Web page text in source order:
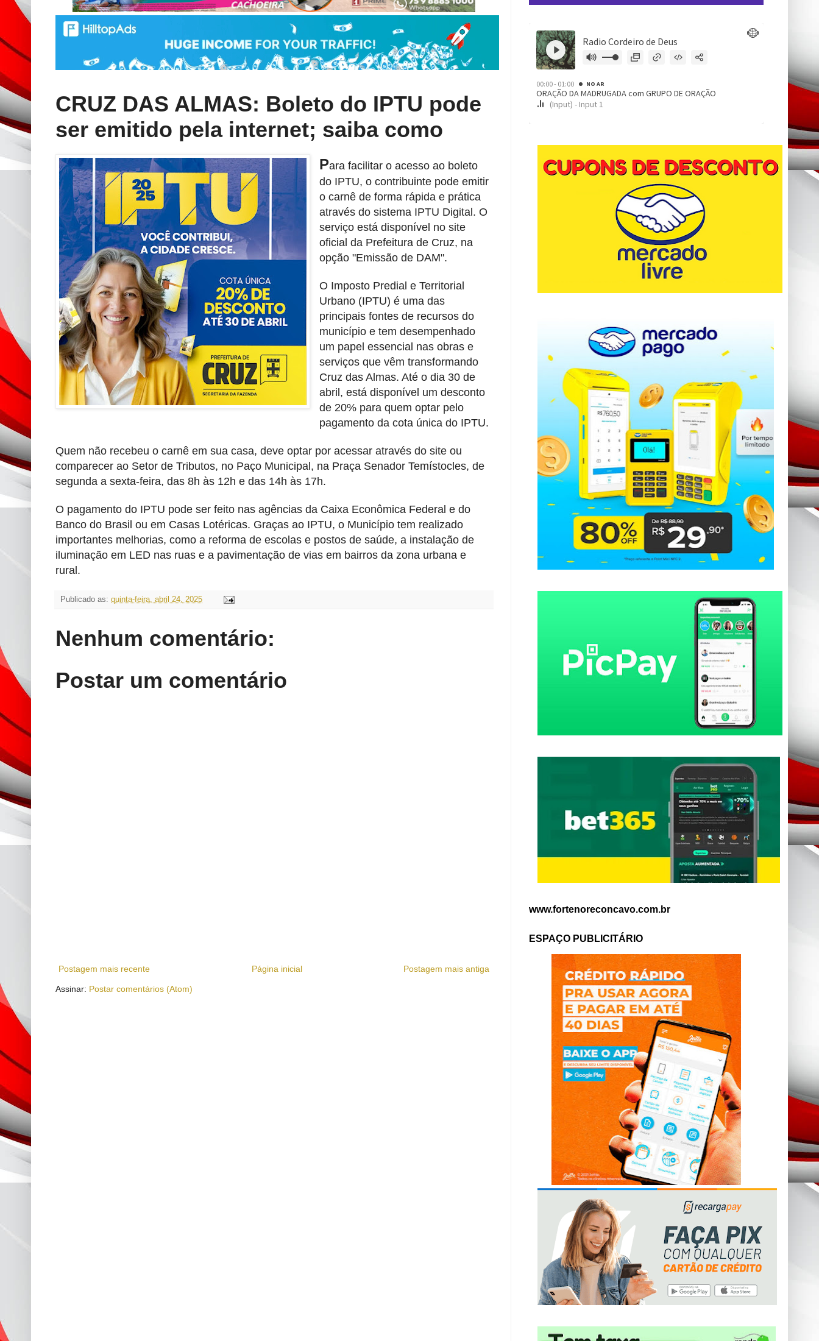
CRUZ DAS ALMAS: Boleto do IPTU pode
ser emitido pela internet; saiba como
Para facilitar o acesso ao boleto
do IPTU, o contribuinte pode emitir
o carnê de forma rápida e prática
através do sistema IPTU Digital. O
serviço está disponível no site
oficial da Prefeitura de Cruz, na
opção "Emissão de DAM".
O Imposto Predial e Territorial
Urbano (IPTU) é uma das
principais fontes de recursos do
município e tem desempenhado
um papel essencial nas obras e
serviços que vêm transformando
Cruz das Almas. Até o dia 30 de
abril, está disponível um desconto
de 20% para quem optar pelo
pagamento da cota única do IPTU.
Quem não recebeu o carnê em sua casa, deve optar por acessar através do site ou
comparecer ao Setor de Tributos, no Paço Municipal, na Praça Senador Temístocles, de
segunda a sexta-feira, das 8h às 12h e das 14h às 17h.
O pagamento do IPTU pode ser feito nas agências da Caixa Econômica Federal e do
Banco do Brasil ou em Casas Lotéricas. Graças ao IPTU, o Município tem realizado
importantes melhorias, como a reforma de escolas e postos de saúde, a instalação de
iluminação em LED nas ruas e a pavimentação de vias em bairros da zona urbana e
rural.
Publicado as: quinta-feira, abril 24, 2025
Nenhum comentário:
Postar um comentário
Postagem mais recente Postagem mais antiga
Página inicial
Assinar: Postar comentários (Atom)
www.fortenoreconcavo.com.br
ESPAÇO PUBLICITÁRIO